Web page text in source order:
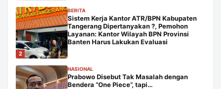
2
BERITA
Sistem Kerja Kantor ATR/BPN Kabupaten
Tangerang Dipertanyakan ?, Pemohon
Layanan: Kantor Wilayah BPN Provinsi
Banten Harus Lakukan Evaluasi
NASIONAL
Prabowo Disebut Tak Masalah dengan
Bendera “One Piece”, tapi…